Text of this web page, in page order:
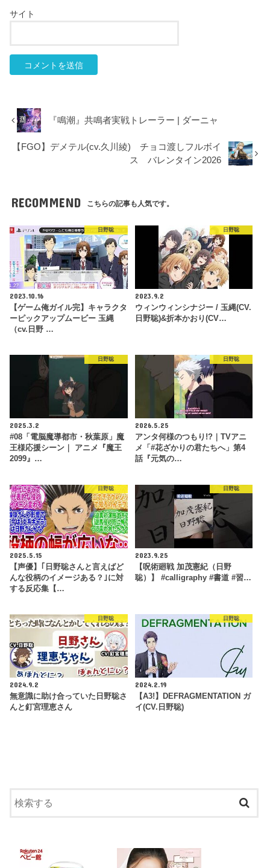
サイト
『鳴潮』共鳴者実戦トレーラー | ダーニャ
【FGO】デメテル(cv.久川綾) チョコ渡しフルボイ
ス バレンタイン2026
RECOMMEND こちらの記事も人気です。
日野聡
2023.10.16
【ゲーム俺ガイル完】キャラクタ
ーピックアップムービー 玉縄
（cv.日野 …
日野聡
2023.9.2
ウィンウィンシナジー / 玉縄(CV.
日野聡)&折本かおり(CV…
日野聡
2025.3.2
#08「電脳魔導都市・秋葉原」魔
王様応援シーン｜ アニメ『魔王
2099』…
日野聡
2026.5.25
アンタ何様のつもり!?｜TVアニ
メ「#花ざかりの君たちへ」第4
話『元気の…
日野聡
2025.5.15
【声優】｢日野聡さんと言えばど
んな役柄のイメージある？｣に対
する反応集【…
日野聡
2023.9.25
【呪術廻戦 加茂憲紀（日野
聡）】 #calligraphy #書道 #習…
日野聡
2024.9.2
無意識に助け合っていた日野聡さ
んと釘宮理恵さん
日野聡
2024.2.19
【A3!】DEFRAGMENTATION ガ
イ(CV.日野聡)